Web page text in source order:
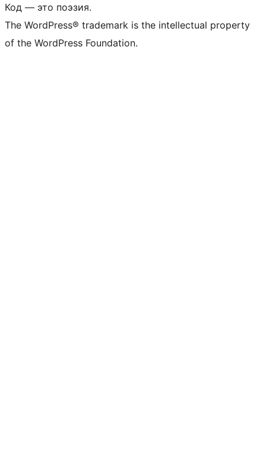
Код — это поэзия.
The WordPress® trademark is the intellectual property
of the WordPress Foundation.